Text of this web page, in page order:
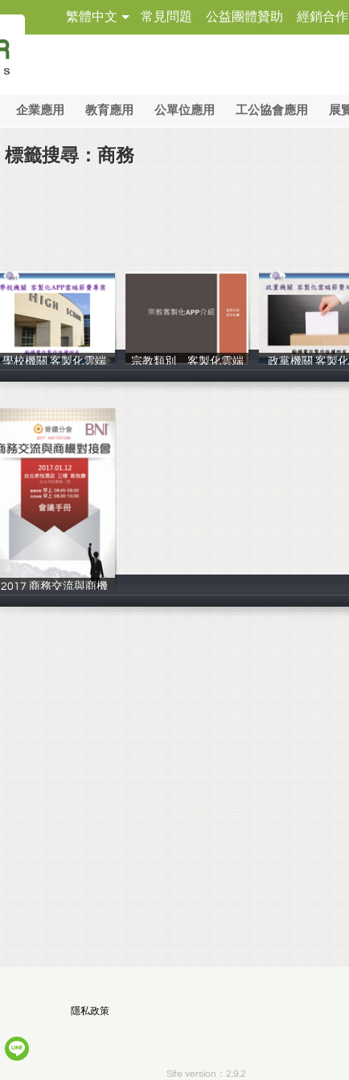
繁體中文 常見問題 公益團體贊助 經銷合作
企業應用 教育應用 公單位應用 工公協會應用 展
標籤搜尋：商務
學校機關 客製化雲端
翰樺電信
宗教類別 客製化雲端
翰樺電信
政黨機關 客製
翰樺電信
2017 商務交流與商機
BNI 菁鑽分會
隱私政策
Site version：2.9.2